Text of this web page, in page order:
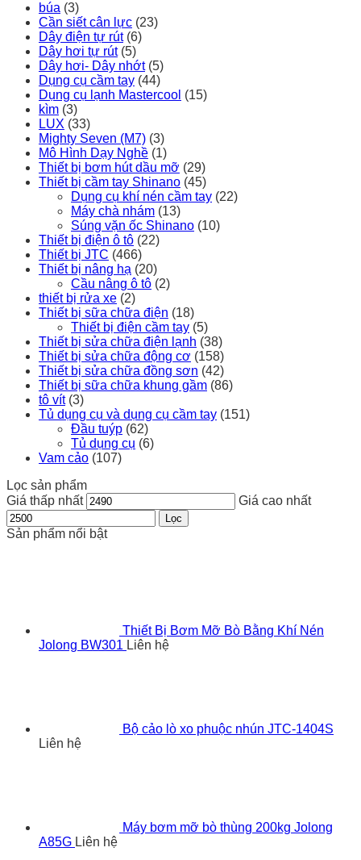
búa (3)
Cần siết cân lực (23)
Dây điện tự rút (6)
Dây hơi tự rút (5)
Dây hơi- Dây nhớt (5)
Dụng cụ cầm tay (44)
Dụng cụ lạnh Mastercool (15)
kìm (3)
LUX (33)
Mighty Seven (M7) (3)
Mô Hình Dạy Nghề (1)
Thiết bị bơm hút dầu mỡ (29)
Thiết bị cầm tay Shinano (45)
Dụng cụ khí nén cầm tay (22)
Máy chà nhám (13)
Súng vặn ốc Shinano (10)
Thiết bị điện ô tô (22)
Thiết bị JTC (466)
Thiết bị nâng hạ (20)
Cầu nâng ô tô (2)
thiết bị rửa xe (2)
Thiết bị sữa chữa điện (18)
Thiết bị điện cầm tay (5)
Thiết bị sửa chữa điện lạnh (38)
Thiết bị sửa chữa động cơ (158)
Thiết bị sửa chữa đồng sơn (42)
Thiết bị sữa chữa khung gầm (86)
tô vít (3)
Tủ dụng cụ và dụng cụ cầm tay (151)
Đầu tuýp (62)
Tủ dụng cụ (6)
Vam cảo (107)
Lọc sản phẩm
Giá thấp nhất
Giá cao nhất
Lọc
Sản phẩm nổi bật
Thiết Bị Bơm Mỡ Bò Bằng Khí Nén
Jolong BW301 Liên hệ
Bộ cảo lò xo phuộc nhún JTC-1404S
Liên hệ
Máy bơm mỡ bò thùng 200kg Jolong
A85G Liên hệ